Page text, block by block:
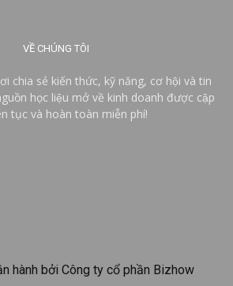
VỀ CHÚNG TÔI
chia sẻ kiến thức, kỹ năng, cơ hội và tin
học liệu mở về kinh doanh được cập
tục và hoàn toàn miễn phí!
hành bởi Công ty cổ phần Bizhow